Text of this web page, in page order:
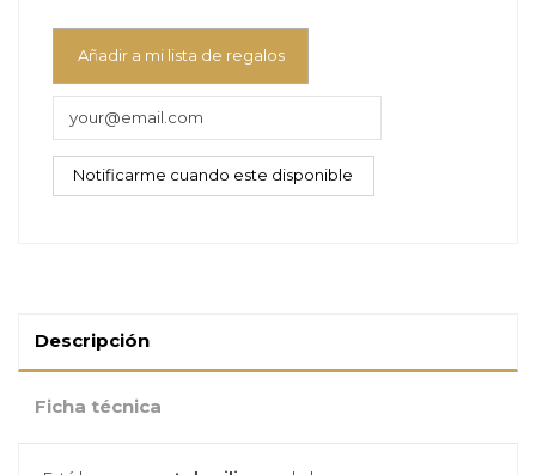
Añadir a mi lista de regalos
Descripción
Ficha técnica